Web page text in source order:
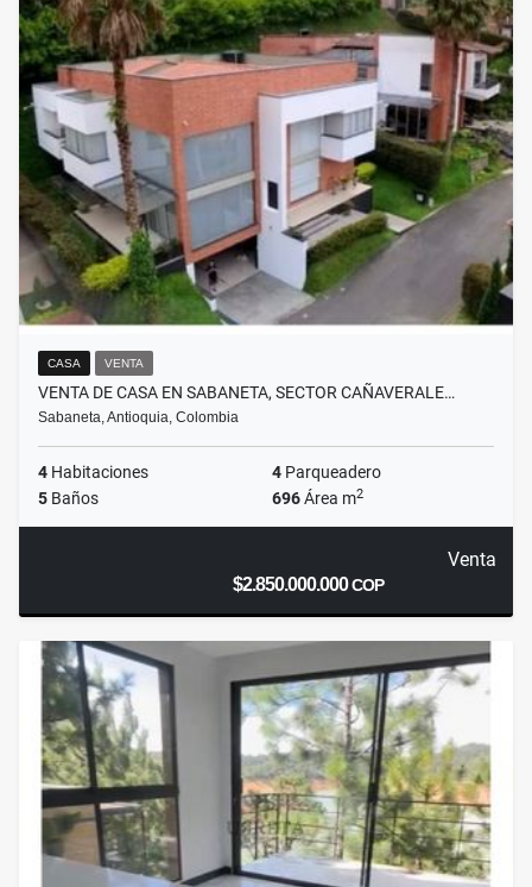
CASA VENTA
VENTA DE CASA EN SABANETA, SECTOR CAÑAVERALE…
Sabaneta, Antioquia, Colombia
4 Habitaciones 4 Parqueadero
5 Baños 696Área m2
Venta
$2.850.000.000COP